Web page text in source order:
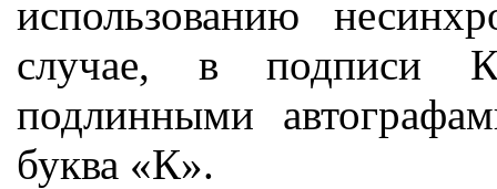
использованию
случае, в подписи
подлинными
буква «К».